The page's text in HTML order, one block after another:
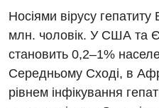
Інтернатура
Енциклопедія
Ангіографічні дослідження
Діагностичне відділення
Ендоскопічне відділення
Комп’ютерна томографія
Відділ госпіталізації
Відділення кардіосудинної
Відділення невідкладних
Носіями вірусу гепатиту
млн. чоловік. У США та
становить 0,2–1%
Середньому Сході, в
рівнем інфікування